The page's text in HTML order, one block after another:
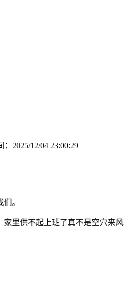
2025/12/04 23:00:29
。
供不起上班了真不是空穴来风